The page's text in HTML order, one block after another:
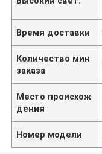
Время доставки
Количество мин
заказа
Место происхож
дения
Номер модели